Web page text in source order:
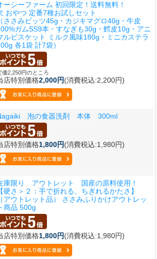
ーシーファーム 初回限定！送料無料！
おやつ 定番7種お試しセット
（ささみビッツ45g・カジキマグロ40g・牛皮
ガムSS9本・すなぎも30g・鱈皮10g・アニ
ルビスケット ミルク風味180g・ミニカステラ
各1袋 計7袋）
価2,250円のところ
店特別価格2,000円(消費税込:2,200円)
泡の食器洗剤 本体 300ml
店特別価格1,800円(消費税込:1,980円)
庫限り アウトレット 国産の原料使用！
【硬さ＞２：手で折れる、ちぎれるかたさ】
（アウトレット品） ささみふりかけアウトレッ
商品 500g
店特別価格1,800円(消費税込:1,980円)